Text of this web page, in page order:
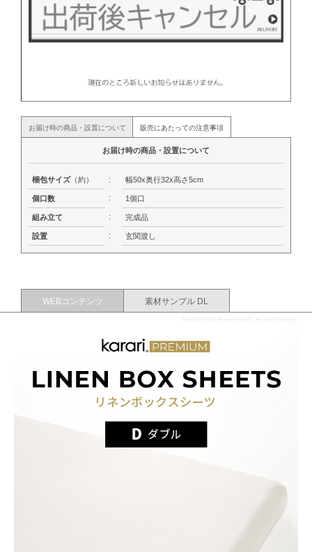
お届け時の商品・設置について 販売にあたっての注意事項
お届け時の商品・設置について
梱包サイズ（約） : 幅50x奥行32x高さ5cm
個口数 : 1個口
組み立て : 完成品
設置 : 玄関渡し
WEBコンテンツ 素材サンプル DL